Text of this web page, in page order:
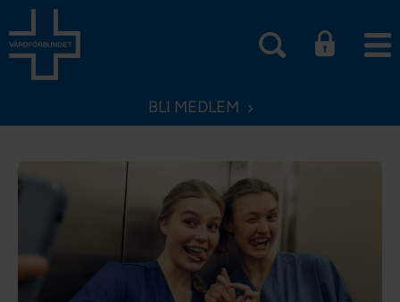
BLI MEDLEM